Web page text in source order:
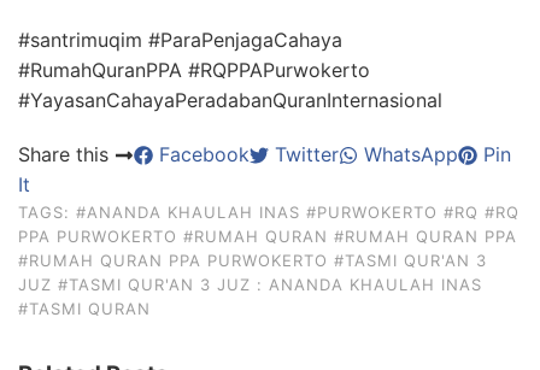
#santrimuqim #ParaPenjagaCahaya
#RumahQuranPPA #RQPPAPurwokerto
#YayasanCahayaPeradabanQuranInternasional
Share this Facebook Twitter WhatsApp
Pin
It
TAGS: #ANANDA KHAULAH INAS #PURWOKERTO #RQ #RQ
PPA PURWOKERTO #RUMAH QURAN #RUMAH QURAN PPA
#RUMAH QURAN PPA PURWOKERTO #TASMI QUR'AN 3
JUZ #TASMI QUR'AN 3 JUZ : ANANDA KHAULAH INAS
#TASMI QURAN